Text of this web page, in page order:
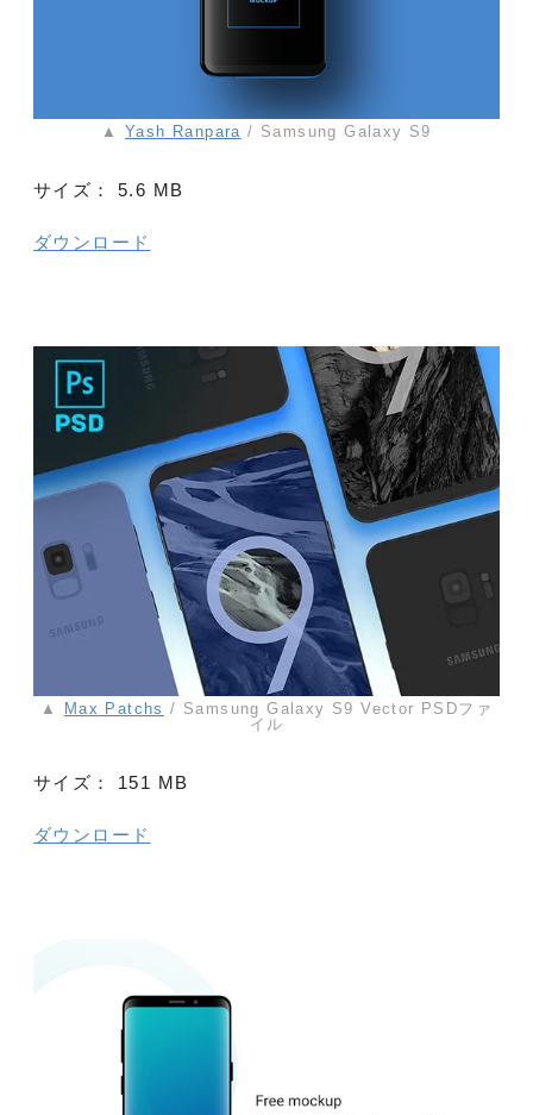
▲ Yash Ranpara / Samsung Galaxy S9
サイズ： 5.6 MB
ダウンロード
▲ Max Patchs / Samsung Galaxy S9 Vector PSDファ
イル
サイズ： 151 MB
ダウンロード